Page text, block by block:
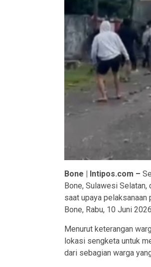
Bone | Intipos.com –
Bone, Sulawesi
saat upaya pelaksanaan
Bone, Rabu, 10 Juni
Menurut keterangan
lokasi sengketa untuk
dari sebagian warga